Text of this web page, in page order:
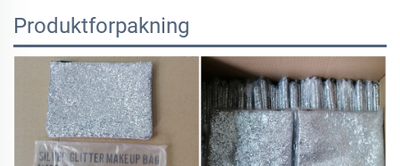
Produktforpakning